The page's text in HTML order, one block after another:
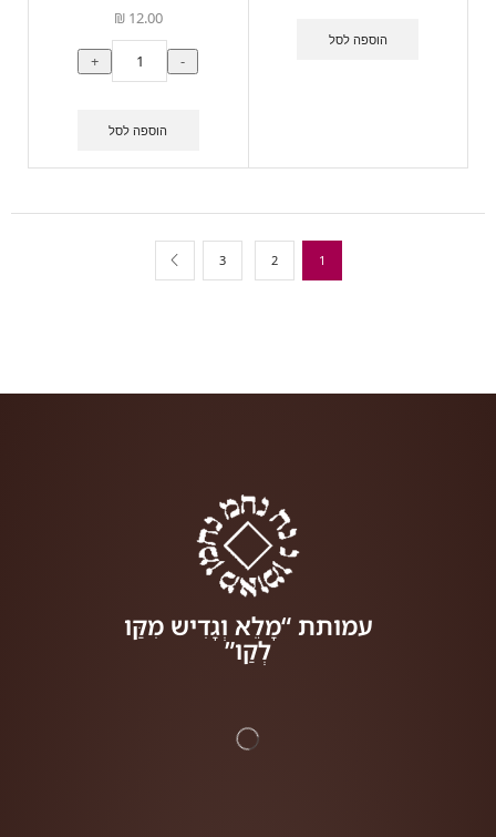
הוספה לסל
₪12.00
-
+
הוספה לסל
1
2
3
עמותת “מָלֵא וְגָדִיש מִקַּו
לְקַו”